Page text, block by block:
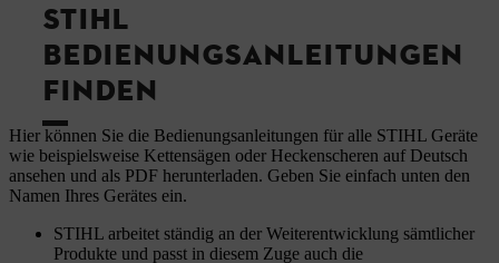
STIHL
BEDIENUNGSANLEITUNGEN
FINDEN
Hier können Sie die Bedienungsanleitungen für alle STIHL Geräte
wie beispielsweise Kettensägen oder Heckenscheren auf Deutsch
ansehen und als PDF herunterladen. Geben Sie einfach unten den
Namen Ihres Gerätes ein.
STIHL arbeitet ständig an der Weiterentwicklung sämtlicher
Produkte und passt in diesem Zuge auch die